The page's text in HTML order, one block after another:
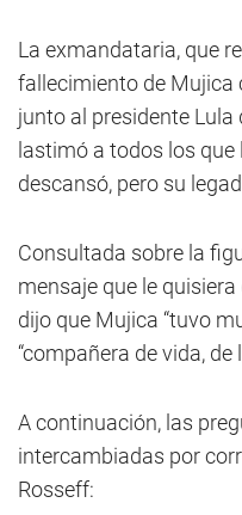
La exmandataria, que
fallecimiento de Mujica
junto al presidente Lula
lastimó a todos los que
descansó, pero su
Consultada sobre la
mensaje que le
dijo que Mujica “tuvo
“compañera de vida, de
A continuación, las
intercambiadas por
Rosseff: